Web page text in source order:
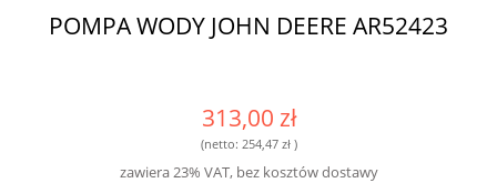
POMPA WODY JOHN DEERE AR52423
313,00 zł
(netto: 254,47 zł)
zawiera 23% VAT, bez kosztów dostawy